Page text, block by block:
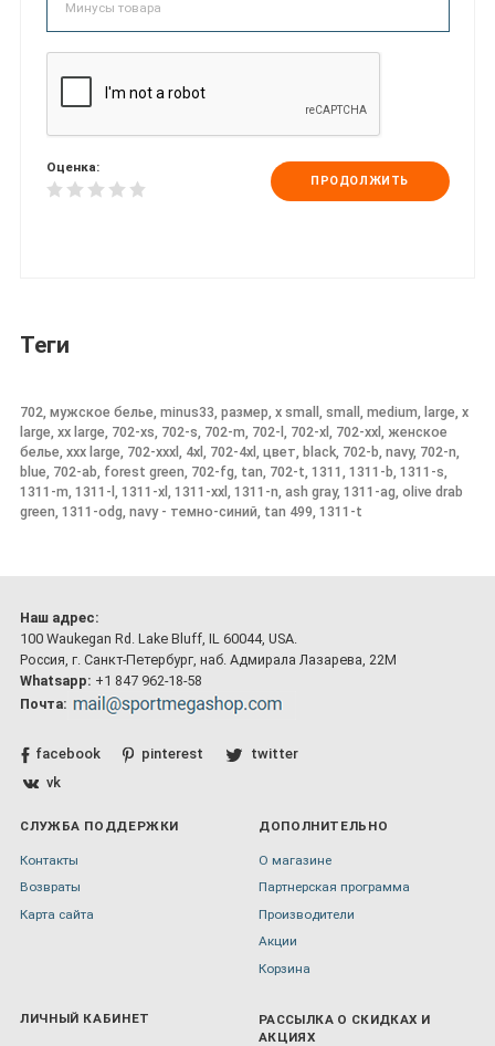
Оценка:
ПРОДОЛЖИТЬ
Теги
702, мужское белье, minus33, размер, x small, small, medium, large, x
large, xx large, 702-xs, 702-s, 702-m, 702-l, 702-xl, 702-xxl, женское
белье, xxx large, 702-xxxl, 4xl, 702-4xl, цвет, black, 702-b, navy, 702-n,
blue, 702-ab, forest green, 702-fg, tan, 702-t, 1311, 1311-b, 1311-s,
1311-m, 1311-l, 1311-xl, 1311-xxl, 1311-n, ash gray, 1311-ag, olive drab
green, 1311-odg, navy - темно-синий, tan 499, 1311-t
Наш адрес:
100 Waukegan Rd. Lake Bluff, IL 60044, USA.
Россия, г. Санкт-Петербург, наб. Адмирала Лазарева, 22М
Whatsapp: +1 847 962-18-58
Почта:
facebook pinterest
twitter
vk
СЛУЖБА ПОДДЕРЖКИ
Контакты
Возвраты
Карта сайта
ДОПОЛНИТЕЛЬНО
О магазине
Партнерская программа
Производители
Акции
Корзина
ЛИЧНЫЙ КАБИНЕТ
РАССЫЛКА О СКИДКАХ И
АКЦИЯХ